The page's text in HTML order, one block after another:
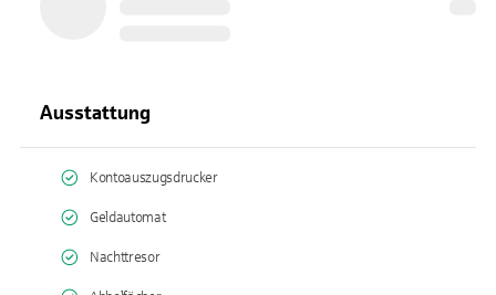
Ausstattung
Kontoauszugsdrucker
Geldautomat
Nachttresor